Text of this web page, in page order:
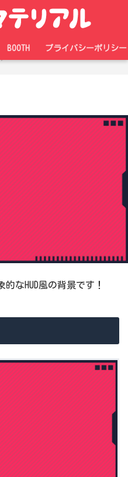
BOOTH
プライバシーポリシー
なHUD風の背景です！